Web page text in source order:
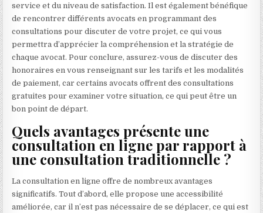
service et du niveau de satisfaction. Il est également bénéfique
de rencontrer différents avocats en programmant des
consultations pour discuter de votre projet, ce qui vous
permettra d’apprécier la compréhension et la stratégie de
chaque avocat. Pour conclure, assurez-vous de discuter des
honoraires en vous renseignant sur les tarifs et les modalités
de paiement, car certains avocats offrent des consultations
gratuites pour examiner votre situation, ce qui peut être un
bon point de départ.
Quels avantages présente une
consultation en ligne par rapport à
une consultation traditionnelle ?
La consultation en ligne offre de nombreux avantages
significatifs. Tout d’abord, elle propose une accessibilité
améliorée, car il n’est pas nécessaire de se déplacer, ce qui est